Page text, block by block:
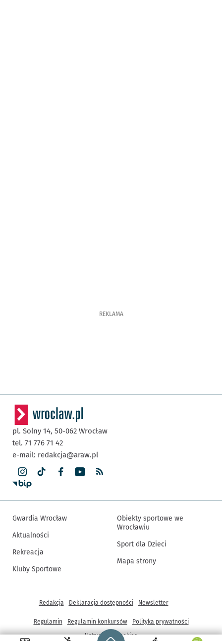
REKLAMA
Strona główna - wroclaw.pl
pl. Solny 14, 50-062 Wrocław
tel. 71 776 71 42
e-mail: redakcja@araw.pl
Gwardia Wrocław
Aktualności
Rekreacja
Kluby Sportowe
Obiekty sportowe we
Wrocławiu
Sport dla Dzieci
Mapa strony
Inne informacje
Redakcja Deklaracja dostępności Newsletter
Regulamin Regulamin konkursów
Polityka prywatności
Ustawienia cookies